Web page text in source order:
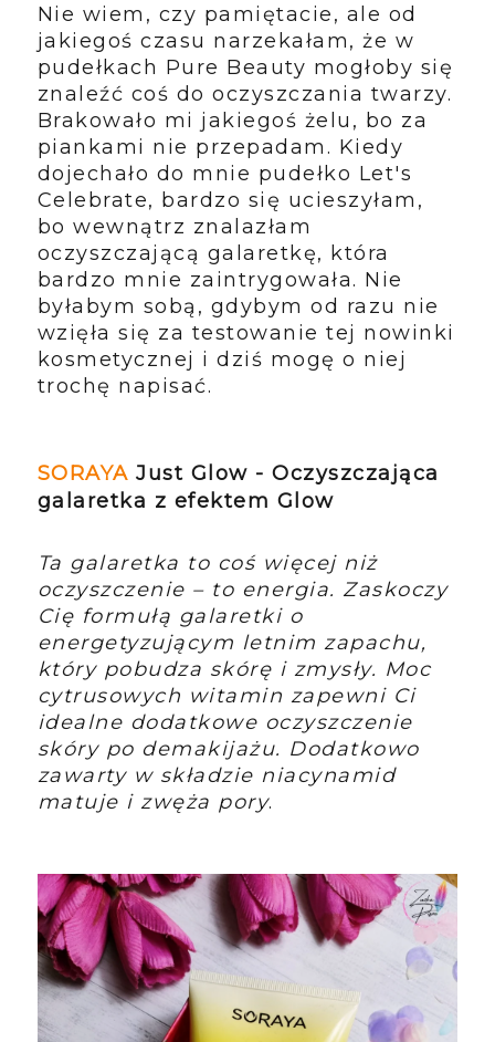
Nie wiem, czy pamiętacie, ale od
jakiegoś czasu narzekałam, że w
pudełkach Pure Beauty mogłoby się
znaleźć coś do oczyszczania twarzy.
Brakowało mi jakiegoś żelu, bo za
piankami nie przepadam. Kiedy
dojechało do mnie pudełko Let's
Celebrate, bardzo się ucieszyłam,
bo wewnątrz znalazłam
oczyszczającą galaretkę, która
bardzo mnie zaintrygowała. Nie
byłabym sobą, gdybym od razu nie
wzięła się za testowanie tej nowinki
kosmetycznej i dziś mogę o niej
trochę napisać.
SORAYA Just Glow - Oczyszczająca
galaretka z efektem Glow
Ta galaretka to coś więcej niż
oczyszczenie – to energia. Zaskoczy
Cię formułą galaretki o
energetyzującym letnim zapachu,
który pobudza skórę i zmysły. Moc
cytrusowych witamin zapewni Ci
idealne dodatkowe oczyszczenie
skóry po demakijażu. Dodatkowo
zawarty w składzie niacynamid
matuje i zwęża pory.